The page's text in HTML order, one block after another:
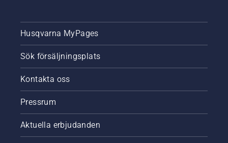
Husqvarna MyPages
Sök försäljningsplats
Kontakta oss
Pressrum
Aktuella erbjudanden